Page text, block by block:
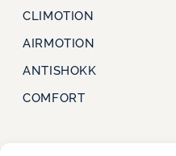
CLIMOTION
AIRMOTION
ANTISHOKK
COMFORT